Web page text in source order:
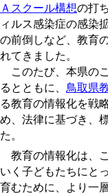
Ａスクール構想の打
ィルス感染症の感染
の前倒しなど、教育
れてきました。
このたび、本県の
るとともに、 鳥取県
る教育の情報化を戦
め、法律に基づき、
た。
教育の情報化は、
いく子どもたちにと
育むために、より一